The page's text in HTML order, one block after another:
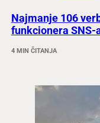
Najmanje 106
funkcionera SNS-
4 MIN ČITANJA